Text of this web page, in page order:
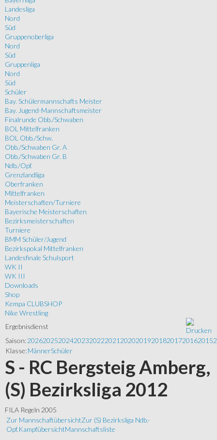
Landesliga
Nord
Süd
Gruppenoberliga
Nord
Süd
Gruppenliga
Nord
Süd
Schüler
Bay. Schülermannschafts Meister
Bay. Jugend-Mannschaftsmeister
Finalrunde Obb./Schwaben
BOL Mittelfranken
BOL Obb./Schw.
Obb./Schwaben Gr. A
Obb./Schwaben Gr. B
Ndb./Opf.
Grenzlandliga
Oberfranken
Mittelfranken
Meisterschaften/Turniere
Bayerische Meisterschaften
Bezirksmeisterschaften
Turniere
BMM Schüler/Jugend
Bezirkspokal Mittelfranken
Landesfinale Schulsport
WK II
WK III
Downloads
Shop
Kempa CLUBSHOP
Nike Wrestling
Ergebnisdienst
Saison:202620252024202320222021 202020192018201720162015
Klasse:MännerSchüler
S - RC Bergsteig Amberg,
(S) Bezirksliga 2012
FILA Regeln 2005
Zur MannschaftübersichtZur (S) Bezirksliga Ndb.-
Opf.KampfübersichtMannschaftsliste